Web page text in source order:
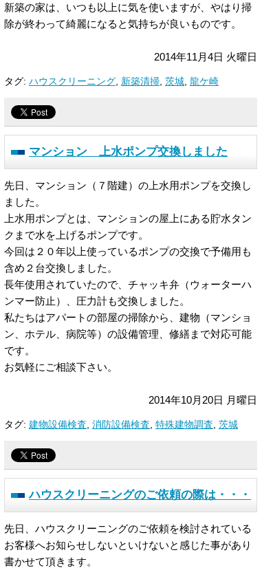
新築の家は、いつも以上に気を使いますが、やはり掃
除が終わって綺麗になると気持ちが良いものです。
2014年11月4日 火曜日
タグ: ハウスクリーニング 新築清掃 茨城 龍ケ崎
マンション 上水ポンプ交換しました
先日、マンション（７階建）の上水用ポンプを交換し
ました。
上水用ポンプとは、マンションの屋上にある貯水タン
クまで水を上げるポンプです。
今回は２０年以上使っているポンプの交換で予備用も
含め２台交換しました。
長年使用されていたので、チャッキ弁（ウォーターハ
ンマー防止）、圧力計も交換しました。
私たちはアパートの部屋の掃除から、建物（マンショ
ン、ホテル、病院等）の設備管理、修繕まで対応可能
です。
お気軽にご相談下さい。
2014年10月20日 月曜日
タグ: 建物設備検査 消防設備検査 特殊建物調査 茨城
ハウスクリーニングのご依頼の際は・・・
先日、ハウスクリーニングのご依頼を検討されている
お客様へお知らせしないといけないと感じた事があり
書かせて頂きます。